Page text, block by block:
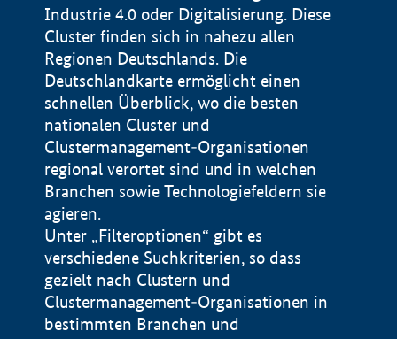
Industrie 4.0 oder Digitalisierung. Diese
Cluster finden sich in nahezu allen
Regionen Deutschlands. Die
Deutschlandkarte ermöglicht einen
schnellen Überblick, wo die besten
nationalen Cluster und
Clustermanagement-Organisationen
regional verortet sind und in welchen
Branchen sowie Technologiefeldern sie
agieren.
Unter „Filteroptionen“ gibt es
verschiedene Suchkriterien, so dass
gezielt nach Clustern und
Clustermanagement-Organisationen in
bestimmten Branchen und
Impressum
Datenschutzerklärung
BMWE, 2026 ©
100 km © Geobasis-DE / BKG 2015